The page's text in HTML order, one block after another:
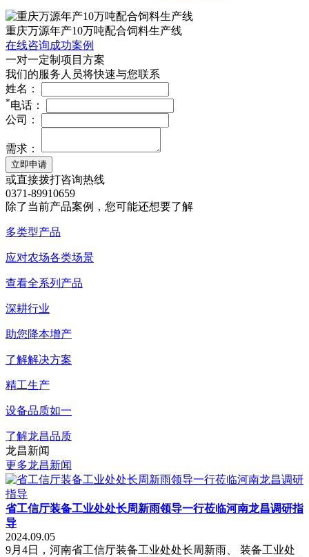
重庆万源年产10万吨配合饲料生产线
在线咨询成功案例
一对一定制项目方案
我们的服务人员将快速与您联系
姓名：
*电话：
公司：
需求：
立即申请
或直接拨打咨询热线
0371-89910659
除了当前产品案例，您可能还想要了解
多类型产品
应对农场各类场景
查看全系列产品
深耕行业
助您降本增产
了解解决方案
精工生产
设备品质如一
了解龙昌品质
龙昌新闻
更多龙昌新闻
省工信厅装备工业处处长周新雨领导一行莅临河南龙昌调研指
导
2024.09.05
9月4日，河南省工信厅装备工业处处长周新雨、 装备工业处